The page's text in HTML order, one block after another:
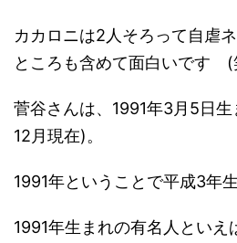
カカロニは2人そろって自虐
ところも含めて面白いです (
菅谷さんは、1991年3月5日
12月現在)。
1991年ということで平成3年
1991年生まれの有名人といえ